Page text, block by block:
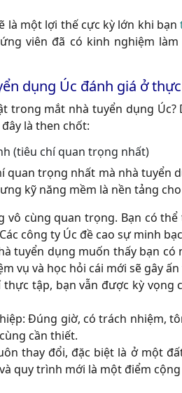
là một lợi thế cực kỳ lớn khi bạn
viên đã có kinh nghiệm
dụng Úc đánh giá ở
mắt nhà tuyển dụng
là then chốt:
(tiêu chí quan trọng nhất)
quan trọng nhất mà nhà tuyển
kỹ năng mềm là nền tảng
vô cùng quan trọng. Bạn có
công ty Úc đề cao sự minh
tuyển dụng muốn thấy bạn
vụ và học hỏi cái mới sẽ gây
thực tập, bạn vẫn được kỳ vọng
Đúng giờ, có trách nhiệm,
cần thiết.
thay đổi, đặc biệt là ở một
quy trình mới là một điểm